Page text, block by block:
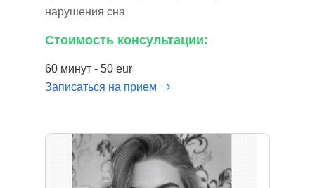
нарушения сна
Стоимость консультации:
60 минут - 50 eur
Записаться на прием